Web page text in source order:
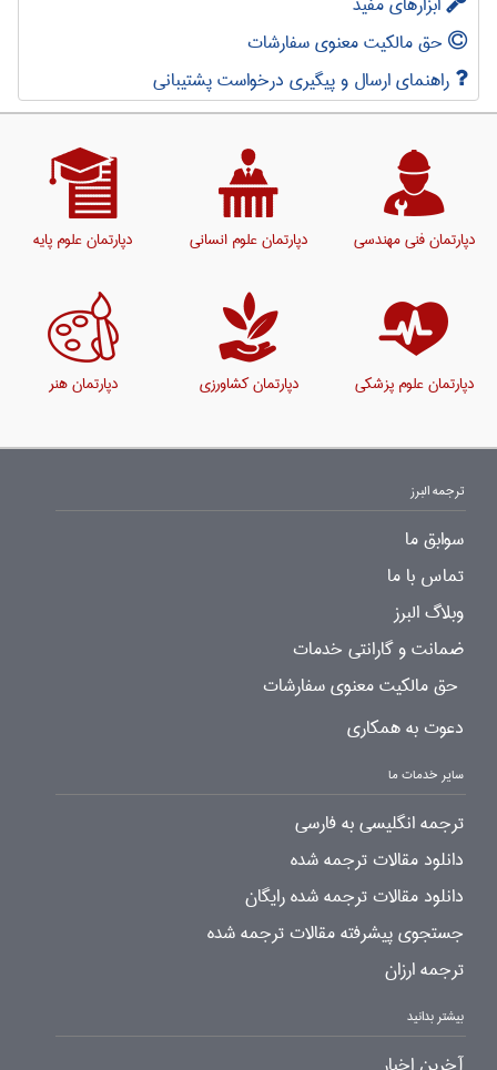
حق مالکیت معنوی سفارشات
راهنمای ارسال و پیگیری درخواست پشتیبانی
دپارتمان فنی مهندسی دپارتمان علوم انسانی دپارتمان علوم پایه
دپارتمان علوم پزشکی دپارتمان کشاورزی دپارتمان هنر
ترجمه البرز
سوابق ما
تماس با ما
وبلاگ البرز
ضمانت و گارانتی خدمات
حق مالکیت معنوی سفارشات
دعوت به همکاری
سایر خدمات ما
ترجمه انگلیسی به فارسی
دانلود مقالات ترجمه شده
دانلود مقالات ترجمه شده رایگان
جستجوی پیشرفته مقالات ترجمه شده
ترجمه ارزان
بیشتر بدانید